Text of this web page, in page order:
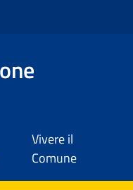
Vivere il
Comune